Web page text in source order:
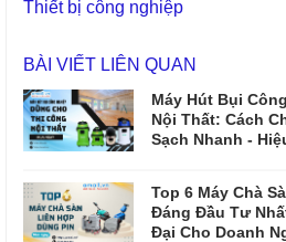
Thiết bị công nghiệp
BÀI VIẾT LIÊN QUAN
Máy Hút Bụi
Nội Thất: Cách
Sạch Nhanh -
Top 6 Máy Chà
Đáng Đầu Tư
Đại Cho Doanh